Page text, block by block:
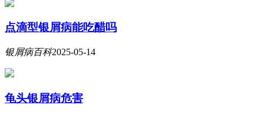
点滴型银屑病能吃醋吗
银屑病百科2025-05-14
龟头银屑病危害